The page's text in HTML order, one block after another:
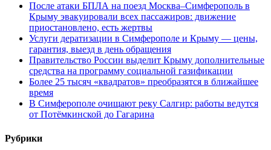
После атаки БПЛА на поезд Москва–Симферополь в
Крыму эвакуировали всех пассажиров: движение
приостановлено, есть жертвы
Услуги дератизации в Симферополе и Крыму — цены,
гарантия, выезд в день обращения
Правительство России выделит Крыму дополнительные
средства на программу социальной газификации
Более 25 тысяч «квадратов» преобразятся в ближайшее
время
В Симферополе очищают реку Салгир: работы ведутся
от Потёмкинской до Гагарина
Рубрики